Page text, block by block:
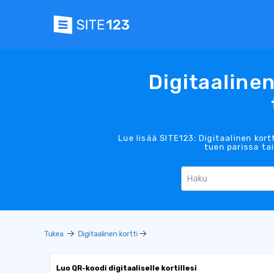
Lue lisää SITE123: Digitaalinen
tuen parissa
Tukea Digitaalinen kortti
Luo QR-koodi digitaaliselle kortillesi